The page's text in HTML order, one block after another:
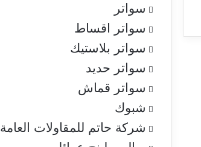
سواتر
سواتر اقساط
سواتر بلاستيك
سواتر حديد
سواتر قماش
شبوك
شركة حاتم للمقاولات العامة